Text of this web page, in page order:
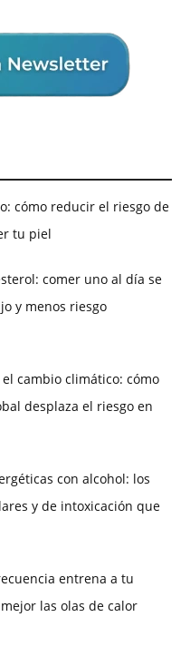
cómo reducir el riesgo de
tu piel
comer uno al día se
y menos riesgo
cambio climático: cómo
desplaza el riesgo en
con alcohol: los
y de intoxicación que
entrena a tu
las olas de calor